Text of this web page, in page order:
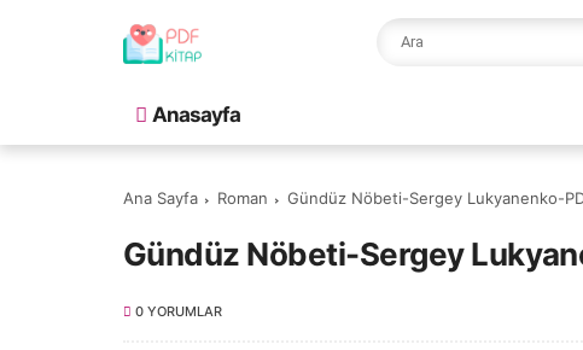
Anasayfa
Ana Sayfa Roman Gündüz Nöbeti-Sergey Lukyanenko-
Gündüz Nöbeti-Sergey
0 YORUMLAR